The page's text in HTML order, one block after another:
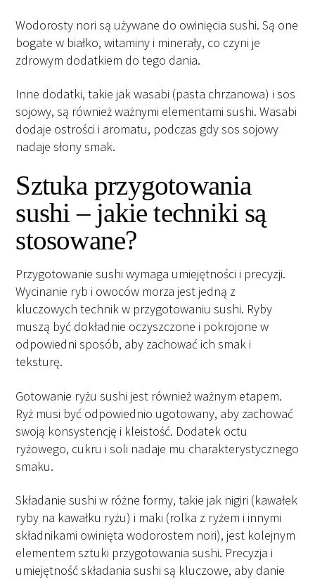
Wodorosty nori są używane do owinięcia sushi. Są one
bogate w białko, witaminy i minerały, co czyni je
zdrowym dodatkiem do tego dania.
Inne dodatki, takie jak wasabi (pasta chrzanowa) i sos
sojowy, są również ważnymi elementami sushi. Wasabi
dodaje ostrości i aromatu, podczas gdy sos sojowy
nadaje słony smak.
Sztuka przygotowania
sushi – jakie techniki są
stosowane?
Przygotowanie sushi wymaga umiejętności i precyzji.
Wycinanie ryb i owoców morza jest jedną z
kluczowych technik w przygotowaniu sushi. Ryby
muszą być dokładnie oczyszczone i pokrojone w
odpowiedni sposób, aby zachować ich smak i
teksturę.
Gotowanie ryżu sushi jest również ważnym etapem.
Ryż musi być odpowiednio ugotowany, aby zachować
swoją konsystencję i kleistość. Dodatek octu
ryżowego, cukru i soli nadaje mu charakterystycznego
smaku.
Składanie sushi w różne formy, takie jak nigiri (kawałek
ryby na kawałku ryżu) i maki (rolka z ryżem i innymi
składnikami owinięta wodorostem nori), jest kolejnym
elementem sztuki przygotowania sushi. Precyzja i
umiejętność składania sushi są kluczowe, aby danie